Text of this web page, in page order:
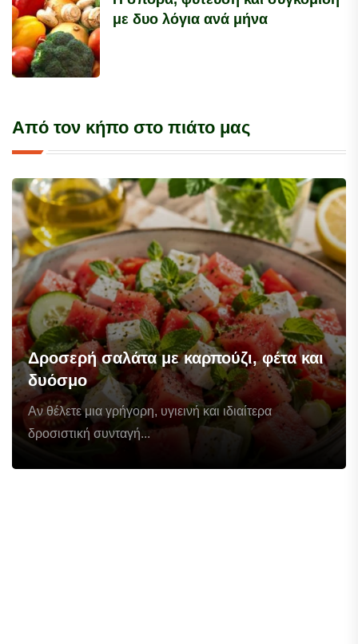
με δυο λόγια ανά μήνα
Από τον κήπο στο πιάτο μας
Δροσερή σαλάτα με καρπούζι, φέτα και
δυόσμο
Αν θέλετε μια γρήγορη, υγιεινή και ιδιαίτερα
δροσιστική συνταγή...